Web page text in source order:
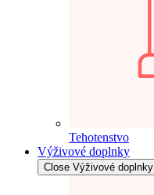
Tehotenstvo
Výživové doplnky
Close Výživové doplnky